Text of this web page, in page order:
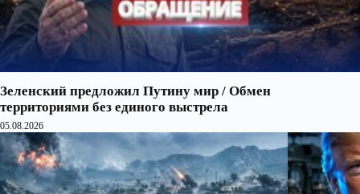
Зеленский предложил Путину мир / Обмен
территориями без единого выстрела
05.08.2026